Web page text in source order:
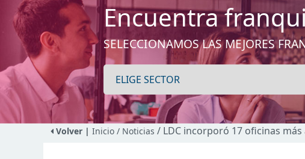
Encuentra
SELECCIONAMOS LAS MEJORES
Volver | Inicio / Noticias / LDC incorporó 17 oficinas más